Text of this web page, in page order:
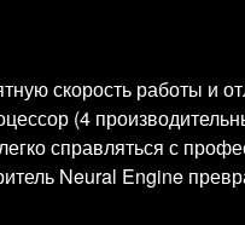
скорость работы и
(4
справляться с
Neural Engine